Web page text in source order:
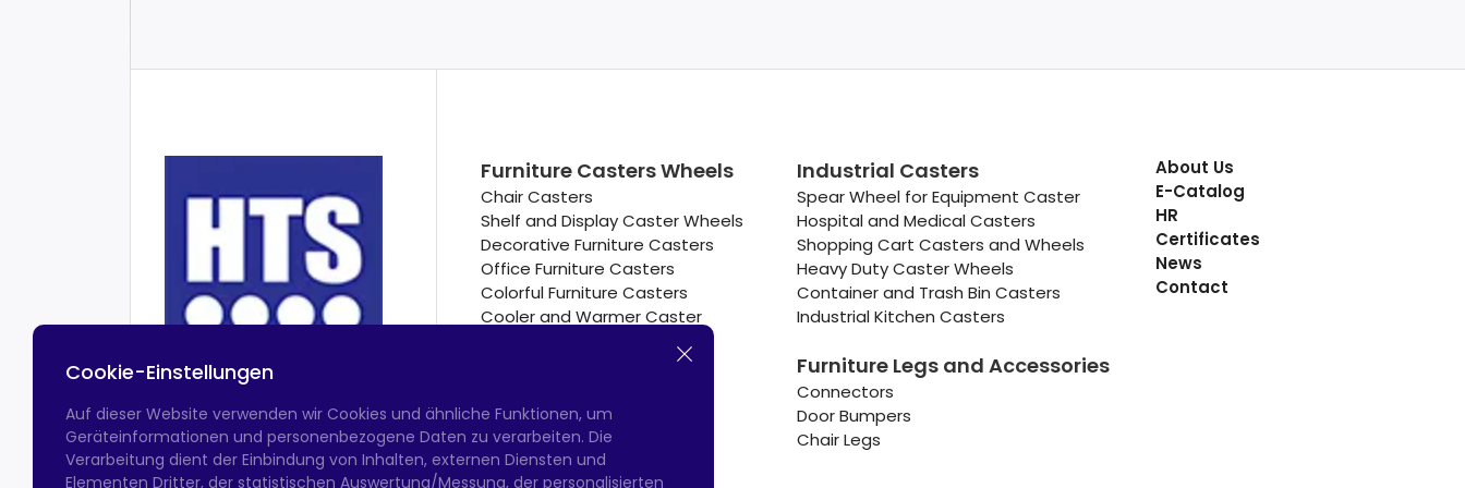
Furniture Casters Wheels
Chair Casters
Shelf and Display Caster Wheels
Decorative Furniture Casters
Office Furniture Casters
Colorful Furniture Casters
Cooler and Warmer Caster
Hotel Equipment Casters
Industrial Casters
Spear Wheel for Equipment Caster
Hospital and Medical Casters
Shopping Cart Casters and Wheels
Heavy Duty Caster Wheels
Container and Trash Bin Casters
Industrial Kitchen Casters
Furniture Legs and Accessories
Connectors
Door Bumpers
Chair Legs
About Us
E-Catalog
HR
Certificates
News
Contact
Cookie-Einstellungen
Auf dieser Website verwenden wir Cookies und ähnliche Funktionen, um
Geräteinformationen und personenbezogene Daten zu verarbeiten. Die
Verarbeitung dient der Einbindung von Inhalten, externen Diensten und
Elementen Dritter, der statistischen Auswertung/Messung, der personalisierten